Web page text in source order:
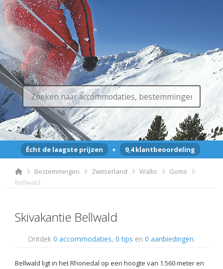
Écht de laagste prijzen + 9,4 klantbeoordeling
Bestemmingen Zwitserland Wallis
Goms
Bellwald
Skivakantie Bellwald
Ontdek 0 accommodaties, 0 tips en 0 aanbiedingen.
Bellwald ligt in het Rhonedal op een hoogte van 1.560 meter en